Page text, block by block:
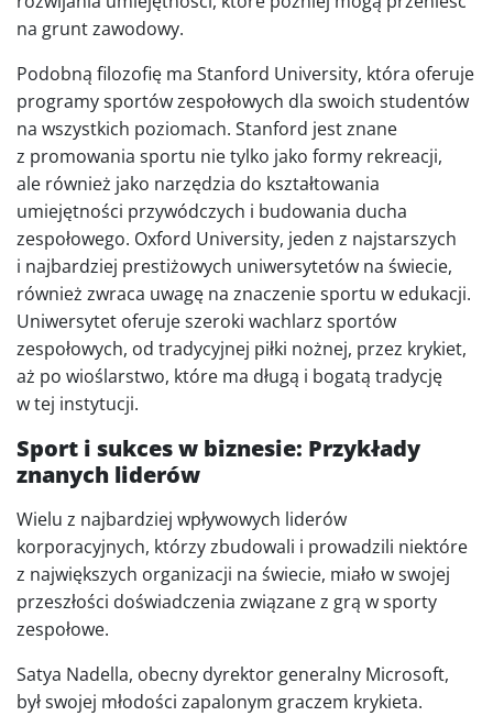
na grunt zawodowy.
Podobną filozofię ma Stanford University, która oferuje
programy sportów zespołowych dla swoich studentów
na wszystkich poziomach. Stanford jest znane
z promowania sportu nie tylko jako formy rekreacji,
ale również jako narzędzia do kształtowania
umiejętności przywódczych i budowania ducha
zespołowego. Oxford University, jeden z najstarszych
i najbardziej prestiżowych uniwersytetów na świecie,
również zwraca uwagę na znaczenie sportu w edukacji.
Uniwersytet oferuje szeroki wachlarz sportów
zespołowych, od tradycyjnej piłki nożnej, przez krykiet,
aż po wioślarstwo, które ma długą i bogatą tradycję
w tej instytucji.
Sport i sukces w biznesie: Przykłady
znanych liderów
Wielu z najbardziej wpływowych liderów
korporacyjnych, którzy zbudowali i prowadzili niektóre
z największych organizacji na świecie, miało w swojej
przeszłości doświadczenia związane z grą w sporty
zespołowe.
Satya Nadella, obecny dyrektor generalny Microsoft,
był swojej młodości zapalonym graczem krykieta.